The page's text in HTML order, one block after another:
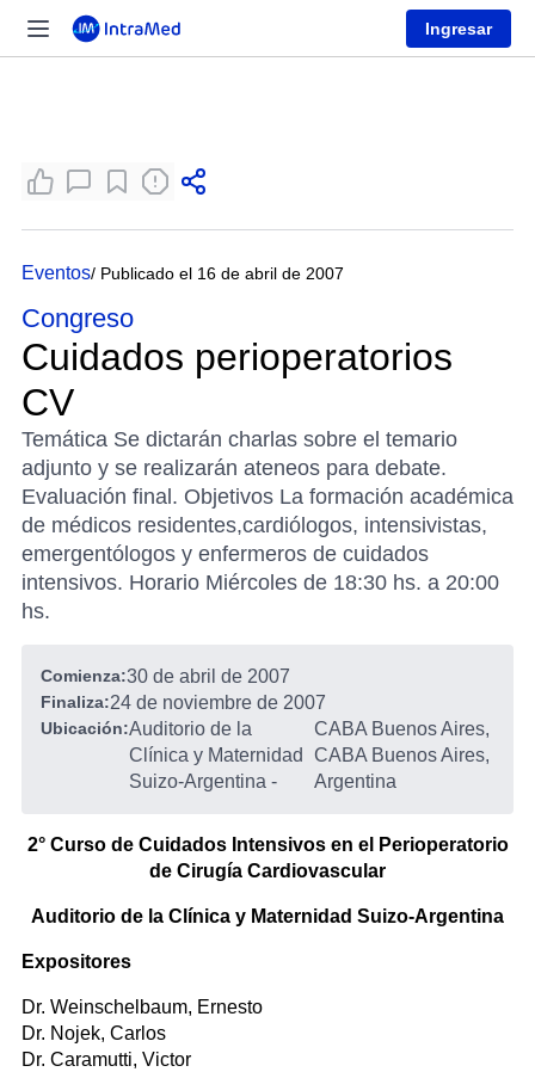
Ingresar
Eventos/ Publicado el 16 de abril de 2007
Congreso
Cuidados perioperatorios
CV
Temática Se dictarán charlas sobre el temario
adjunto y se realizarán ateneos para debate.
Evaluación final. Objetivos La formación académica
de médicos residentes,cardiólogos, intensivistas,
emergentólogos y enfermeros de cuidados
intensivos. Horario Miércoles de 18:30 hs. a 20:00
hs.
Comienza:30 de abril de 2007
Finaliza:24 de noviembre de 2007
Ubicación:Auditorio de la
Clínica y Maternidad
Suizo-Argentina -
CABA Buenos Aires,
CABA Buenos Aires,
Argentina
2° Curso de Cuidados Intensivos en el Perioperatorio
de Cirugía Cardiovascular
Auditorio de la Clínica y Maternidad Suizo-Argentina
Expositores
Dr. Weinschelbaum, Ernesto
Dr. Nojek, Carlos
Dr. Caramutti, Victor